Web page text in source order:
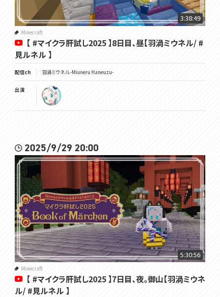
3:38:49
Minecraft
【 #マイクラ肝試し2025 】8日目、昼【羽渦ミウネル/ #
見ルネル 】
配信ch 羽渦ミウネル -Miuneru Haneuzu-
出演
2025/9/29 20:00
5:30:56
Minecraft
【 #マイクラ肝試し2025 】7日目、夜。御山【羽渦ミウネ
ル/ #見ルネル 】